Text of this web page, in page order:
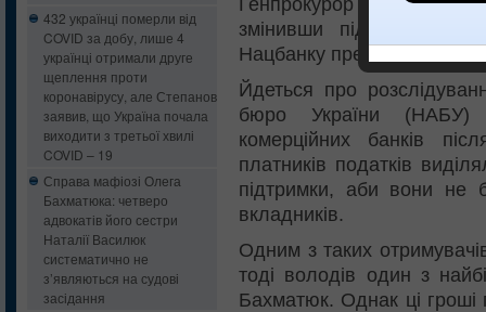
432 українці померли від
COVID за добу, лише 4
українці отримали друге
щеплення проти
коронавірусу, але Степанов
заявив, що Україна почала
виходити з третьої хвилі
COVID – 19
Справа мафіозі Олега
Бахматюка: четверо
адвокатів його сестри
Наталії Василюк
систематично не
з’являються на судові
засідання
змінивши підслідність
Нацбанку
Йдеться про
бюро України (НАБУ)
комерційних банків
платників податків
підтримки, аби вони не
вкладників.
Одним з таких
тоді володів один з
Бахматюк. Однак ці гроші